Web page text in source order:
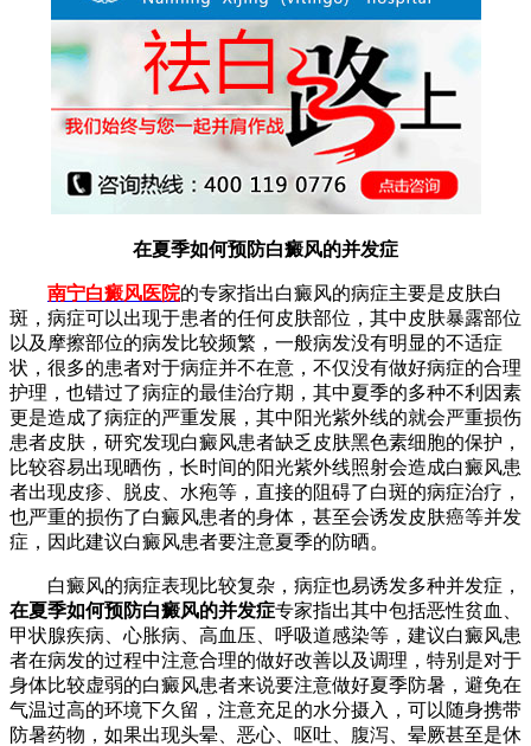
在夏季如何预防白癜风的并发症
南宁白癜风医院的专家指出白癜风的病症主要是皮肤白
斑，病症可以出现于患者的任何皮肤部位，其中皮肤暴露部位
以及摩擦部位的病发比较频繁，一般病发没有明显的不适症
状，很多的患者对于病症并不在意，不仅没有做好病症的合理
护理，也错过了病症的最佳治疗期，其中夏季的多种不利因素
更是造成了病症的严重发展，其中阳光紫外线的就会严重损伤
患者皮肤，研究发现白癜风患者缺乏皮肤黑色素细胞的保护，
比较容易出现晒伤，长时间的阳光紫外线照射会造成白癜风患
者出现皮疹、脱皮、水疱等，直接的阻碍了白斑的病症治疗，
也严重的损伤了白癜风患者的身体，甚至会诱发皮肤癌等并发
症，因此建议白癜风患者要注意夏季的防晒。
白癜风的病症表现比较复杂，病症也易诱发多种并发症，
在夏季如何预防白癜风的并发症专家指出其中包括恶性贫血、
甲状腺疾病、心胀病、高血压、呼吸道感染等，建议白癜风患
者在病发的过程中注意合理的做好改善以及调理，特别是对于
身体比较虚弱的白癜风患者来说要注意做好夏季防暑，避免在
气温过高的环境下久留，注意充足的水分摄入，可以随身携带
防暑药物，如果出现头晕、恶心、呕吐、腹泻、晕厥甚至是休